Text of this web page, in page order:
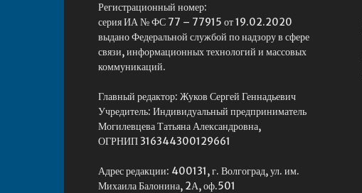
Регистрационный номер:
серия ИА № ФС 77 – 77915 от 19.02.2020
выдано Федеральной службой по надзору в сфере
связи, информационных технологий и массовых
коммуникаций.
Главный редактор: Жуков Сергей Геннадьевич
Учредитель: Индивидуальный предприниматель
Могилевцева Татьяна Александровна,
ОГРНИП 316344300129661
Адрес редакции: 400131, г. Волгоград, ул. им.
Михаила Балонина, 2А, оф.501